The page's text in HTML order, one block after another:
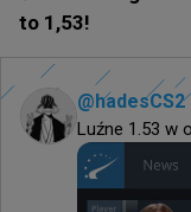
to 1,53!
@ hadesCS2
Luźne 1.53 w